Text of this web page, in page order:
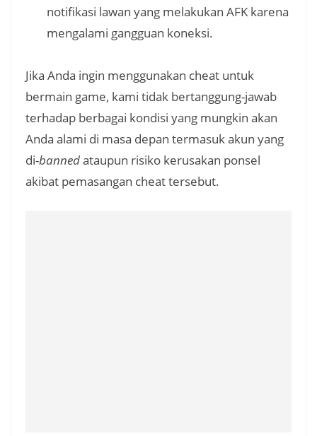
notifikasi lawan yang melakukan AFK karena
mengalami gangguan koneksi.
Jika Anda ingin menggunakan cheat untuk
bermain game, kami tidak bertanggung-jawab
terhadap berbagai kondisi yang mungkin akan
Anda alami di masa depan termasuk akun yang
di-bannedataupun risiko kerusakan ponsel
akibat pemasangan cheat tersebut.